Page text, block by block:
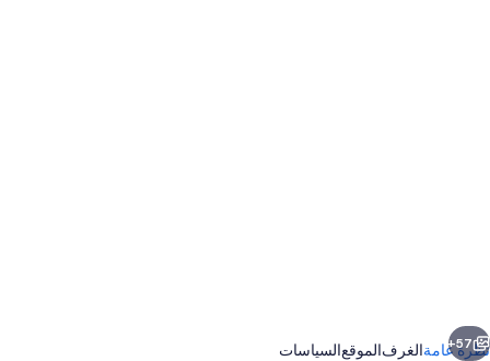
التالي
57+
نظرة عامةالغرفالموقعالسياسات